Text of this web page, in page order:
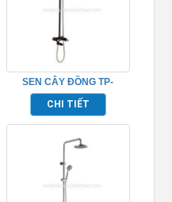
SEN CÂY ĐỒNG TP-
652015
CHI TIẾT